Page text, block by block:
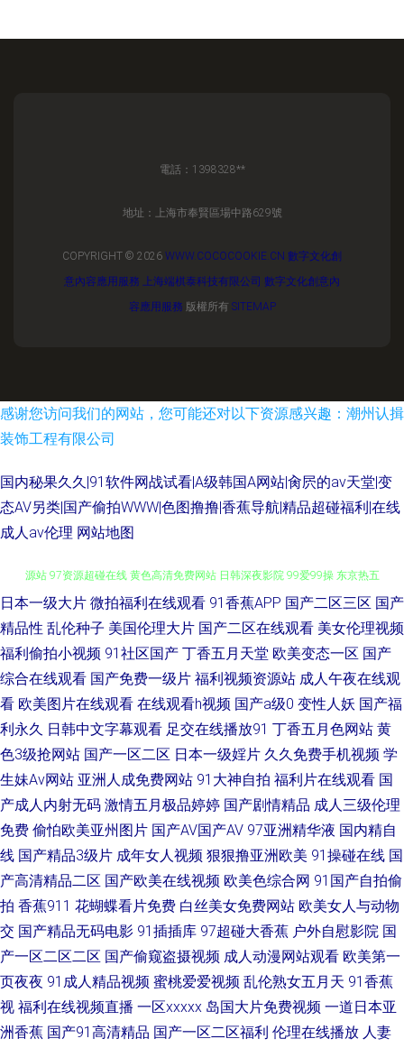
電話：1398328**
地址：上海市奉賢區場中路629號
COPYRIGHT © 2026 WWW.COCOCOOKIE.CN 數字文化創
意內容應用服務
上海端棋泰科技有限公司 數字文化創意內
容應用服務 版權所有 SITEMAP
感谢您访问我们的网站，您可能还对以下资源感兴趣：潮州认揖
装饰工程有限公司
国内秘果久久|91软件网战试看|A级韩国A网站|肏屄的av天堂|变
态AV另类|国产偷拍WWW|色图撸撸|香蕉导航|精品超碰福利|在线
成人av伦理 网站地图
蜜桃视频在现观看 91在线视频资源 91视频最新地址 国模100p 超碰在线资
源站 97资源超碰在线 黄色高清免费网站 日韩深夜影院 99爱99操 东京热五
月天婷婷 九一传媒作品 91探花app 午夜久久电影 青青草原99 A片成人资源
青青操国产 www狠狠撸 欧美性vahd 午夜影院色 日韩狼友网 美女被草网站
激情乱伦视频 欧美东方夜午一区 91狼人社 黄色91色情 国产乱轮视频 豆花视
频无码福利 国产美女自拍视频 国产探花第一页 伪娘自慰視频网站 欧美卡久
久 成人猛猛av 俺来也图片91 51自拍网视频 伦理第一页 91综合色图 日韩AV
也图片91 中文字幕日韩色 五月天伊人影院 欧美做爱导航 另类综合首页 国产
精品成人无 97超惹人人 91人妻视频 亚洲另类图片69 婷婷日本 青青热久 红
日本一级大片 微拍福利在线观看 91香蕉APP 国产二区三区 国产
精品性 乱伦种子 美国伦理大片 国产二区在线观看 美女伦理视频
福利偷拍小视频 91社区国产 丁香五月天堂 欧美变态一区 国产
综合在线观看 国产免费一级片 福利视频资源站 成人午夜在线观
看 欧美图片在线观看 在线观看h视频 国产a级0 变性人妖 国产福
利永久 日韩中文字幕观看 足交在线播放91 丁香五月色网站 黄
色3级抢网站 国产一区二区 日本一级婬片 久久免费手机视频 学
生妹Av网站 亚洲人成免费网站 91大神自拍 福利片在线观看 国
产成人内射无码 激情五月极品婷婷 国产剧情精品 成人三级伦理
免费 偷怕欧美亚州图片 国产AV国产AV 97亚洲精华液 国内精自
线 国产精品3级片 成年女人视频 狠狠撸亚洲欧美 91操碰在线 国
产高清精品二区 国产欧美在线视频 欧美色综合网 91国产自拍偷
拍 香蕉911 花蝴蝶看片免费 白丝美女免费网站 欧美女人与动物
交 国产精品无码电影 91插插库 97超碰大香蕉 户外自慰影院 国
产一区二区二区 国产偷窥盗摄视频 成人动漫网站观看 欧美第一
页夜夜 91成人精品视频 蜜桃爱爱视频 乱伦熟女五月天 91香蕉
视 福利在线视频直播 一区xxxxx 岛国大片免费视频 一道日本亚
洲香蕉 国产91高清精品 国产一区二区福利 伦理在线播放 人妻